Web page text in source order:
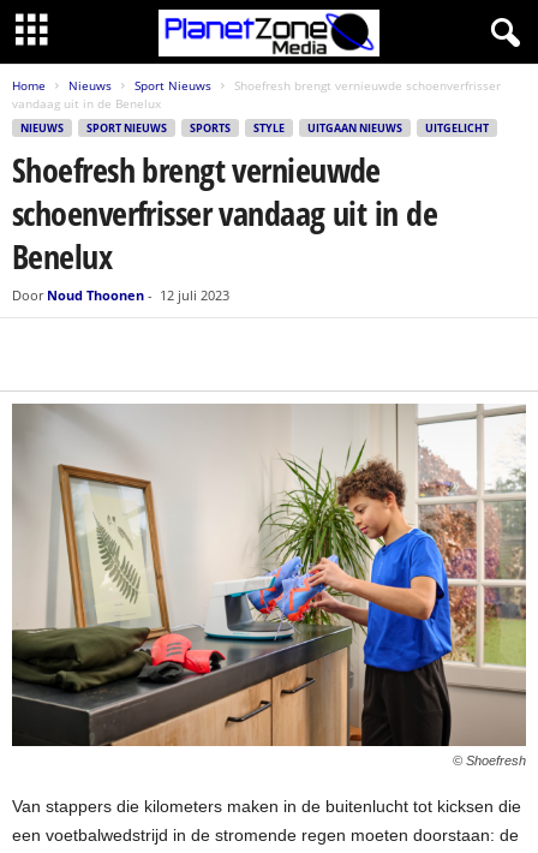
Home Nieuws Sport Nieuws
Shoefresh brengt vernieuwde schoenverfrisser
vandaag uit in de Benelux
NIEUWS SPORT NIEUWS SPORTS STYLE UITGAAN NIEUWS UITGELICHT
Shoefresh brengt vernieuwde
schoenverfrisser vandaag uit in de
Benelux
Door Noud Thoonen - 12 juli 2023
© Shoefresh
Van stappers die kilometers maken in de buitenlucht tot kicksen die
een voetbalwedstrijd in de stromende regen moeten doorstaan: de